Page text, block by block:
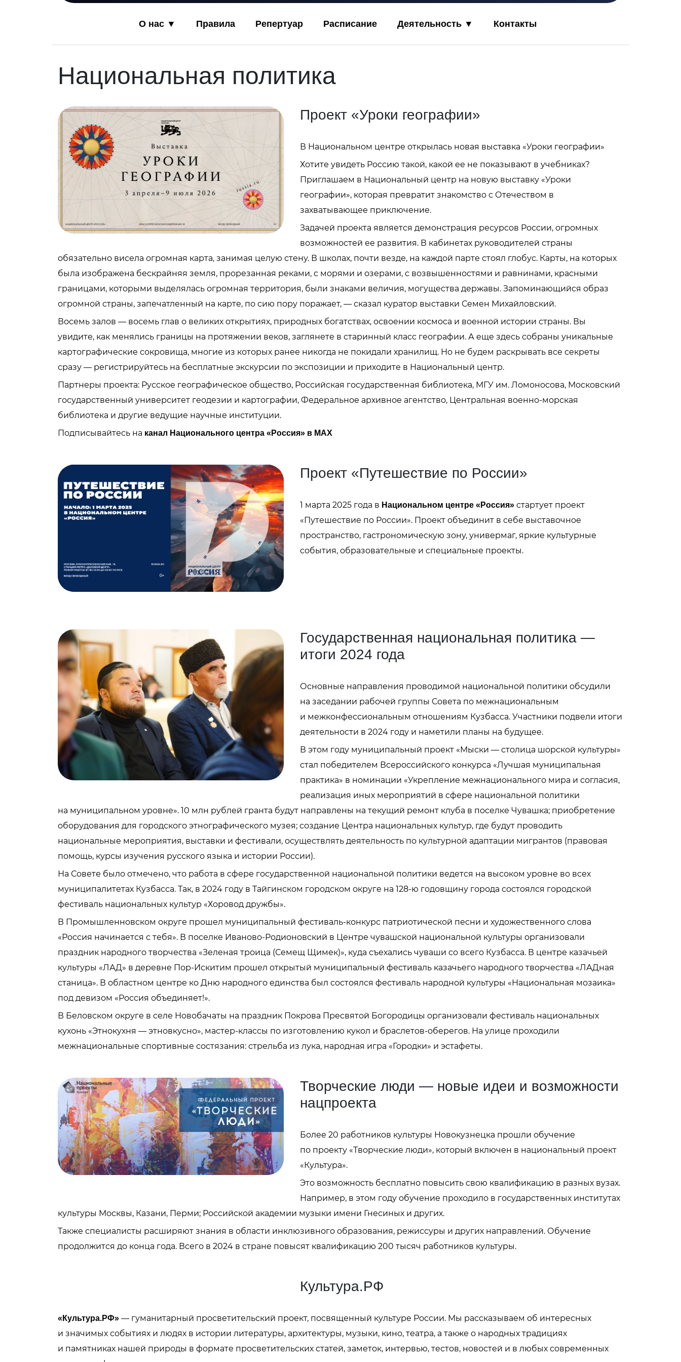
О нас ▼ Правила Репертуар Расписание Деятельность ▼ Контакты
Национальная политика
Проект «Уроки географии»
В Национальном центре открылась новая выставка «Уроки географии»
Хотите увидеть Россию такой, какой ее не показывают в учебниках?
Приглашаем в Национальный центр на новую выставку «Уроки
географии», которая превратит знакомство с Отечеством в
захватывающее приключение.
Задачей проекта является демонстрация ресурсов России, огромных
возможностей ее развития. В кабинетах руководителей страны
обязательно висела огромная карта, занимая целую стену. В школах, почти везде, на каждой парте стоял глобус. Карты, на которых
была изображена бескрайняя земля, прорезанная реками, с морями и озерами, с возвышенностями и равнинами, красными
границами, которыми выделялась огромная территория, были знаками величия, могущества державы. Запоминающийся образ
огромной страны, запечатленный на карте, по сию пору поражает, — сказал куратор выставки Семен Михайловский.
Восемь залов — восемь глав о великих открытиях, природных богатствах, освоении космоса и военной истории страны. Вы
увидите, как менялись границы на протяжении веков, заглянете в старинный класс географии. А еще здесь собраны уникальные
картографические сокровища, многие из которых ранее никогда не покидали хранилищ. Но не будем раскрывать все секреты
сразу — регистрируйтесь на бесплатные экскурсии по экспозиции и приходите в Национальный центр.
Партнеры проекта: Русское географическое общество, Российская государственная библиотека, МГУ им. Ломоносова, Московский
государственный университет геодезии и картографии, Федеральное архивное агентство, Центральная военно-морская
библиотека и другие ведущие научные институции.
Подписывайтесь на канал Национального центра «Россия» в MAX
Проект «Путешествие по России»
1 марта 2025 года в Национальном центре «Россия» стартует проект
«Путешествие по России». Проект объединит в себе выставочное
пространство, гастрономическую зону, универмаг, яркие культурные
события, образовательные и специальные проекты.
Государственная национальная политика —
итоги 2024 года
Основные направления проводимой национальной политики обсудили
на заседании рабочей группы Совета по межнациональным
и межконфессиональным отношениям Кузбасса. Участники подвели итоги
деятельности в 2024 году и наметили планы на будущее.
В этом году муниципальный проект «Мыски — столица шорской культуры»
стал победителем Всероссийского конкурса «Лучшая муниципальная
практика» в номинации «Укрепление межнационального мира и согласия,
реализация иных мероприятий в сфере национальной политики
на муниципальном уровне». 10 млн рублей гранта будут направлены на текущий ремонт клуба в поселке Чувашка; приобретение
оборудования для городского этнографического музея; создание Центра национальных культур, где будут проводить
национальные мероприятия, выставки и фестивали, осуществлять деятельность по культурной адаптации мигрантов (правовая
помощь, курсы изучения русского языка и истории России).
На Совете было отмечено, что работа в сфере государственной национальной политики ведется на высоком уровне во всех
муниципалитетах Кузбасса. Так, в 2024 году в Тайгинском городском округе на 128-ю годовщину города состоялся городской
фестиваль национальных культур «Хоровод дружбы».
В Промышленновском округе прошел муниципальный фестиваль-конкурс патриотической песни и художественного слова
«Россия начинается с тебя». В поселке Иваново-Родионовский в Центре чувашской национальной культуры организовали
праздник народного творчества «Зеленая троица (Семещ Щимек)», куда съехались чуваши со всего Кузбасса. В центре казачьей
культуры «ЛАД» в деревне Пор-Искитим прошел открытый муниципальный фестиваль казачьего народного творчества «ЛАДная
станица». В областном центре ко Дню народного единства был состоялся фестиваль народной культуры «Национальная мозаика»
под девизом «Россия объединяет!».
В Беловском округе в селе Новобачаты на праздник Покрова Пресвятой Богородицы организовали фестиваль национальных
кухонь «Этнокухня — этновкусно», мастер-классы по изготовлению кукол и браслетов-оберегов. На улице проходили
межнациональные спортивные состязания: стрельба из лука, народная игра «Городки» и эстафеты.
Творческие люди — новые идеи и возможности
нацпроекта
Более 20 работников культуры Новокузнецка прошли обучение
по проекту «Творческие люди», который включен в национальный проект
«Культура».
Это возможность бесплатно повысить свою квалификацию в разных вузах.
Например, в этом году обучение проходило в государственных институтах
культуры Москвы, Казани, Перми; Российской академии музыки имени Гнесиных и других.
Также специалисты расширяют знания в области инклюзивного образования, режиссуры и других направлений. Обучение
продолжится до конца года. Всего в 2024 в стране повысят квалификацию 200 тысяч работников культуры.
Культура.РФ
«Культура.РФ» — гуманитарный просветительский проект, посвященный культуре России. Мы рассказываем об интересных
и значимых событиях и людях в истории литературы, архитектуры, музыки, кино, театра, а также о народных традициях
и памятниках нашей природы в формате просветительских статей, заметок, интервью, тестов, новостей и в любых современных